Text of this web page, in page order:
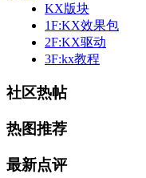
KX版块
1F:KX效果包
2F:KX驱动
3F:kx教程
社区热帖
热图推荐
最新点评